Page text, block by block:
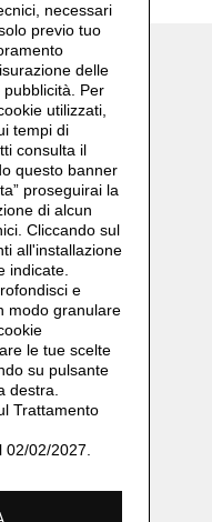
necessari
previo tuo
delle
Per
utilizzati,
tempi di
consulta il
questo banner
proseguirai la
di alcun
Cliccando sul
all'installazione
indicate.
e
modo granulare
le tue scelte
su pulsante
destra.
Trattamento
02/2027.